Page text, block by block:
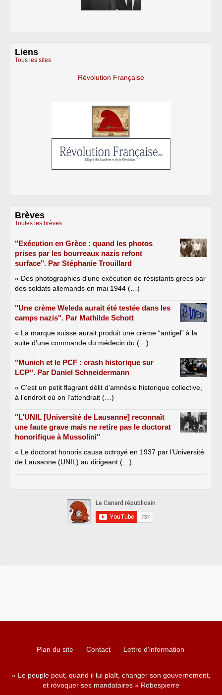
Liens
Tous les sites
Révolution Française
Brèves
Toutes les brèves
"Exécution en Grèce : quand les photos
prises par les bourreaux nazis refont
surface". Par Stéphanie Trouillard
« Des photographies d’une exécution de résistants grecs par
des soldats allemands en mai 1944 (…)
"Une crème Weleda aurait été testée dans les
camps nazis". Par Mathilde Schott
« La marque suisse aurait produit une crème “antigel” à la
suite d’une commande du médecin du (…)
"Munich et le PCF : crash historique sur
LCP". Par Daniel Schneidermann
« C’est un petit flagrant délit d’amnésie historique collective,
à l’endroit où on l’attendrait (…)
"L’UNIL [Université de Lausanne] reconnaît
une faute grave mais ne retire pas le doctorat
honorifique à Mussolini"
« Le doctorat honoris causa octroyé en 1937 par l’Université
de Lausanne (UNIL) au dirigeant (…)
Plan du site Contact Lettre d'information
« Le peuple peut, quand il lui plaît, changer son gouvernement,
et révoquer ses mandataires » Robespierre